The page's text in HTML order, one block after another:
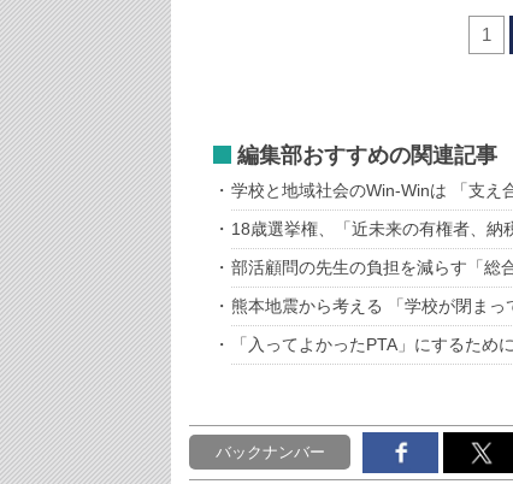
1
編集部おすすめの関連記事
学校と地域社会のWin-Winは 「支え
18歳選挙権、「近未来の有権者、納
部活顧問の先生の負担を減らす「総
熊本地震から考える 「学校が閉まっ
「入ってよかったPTA」にするために
バックナンバー